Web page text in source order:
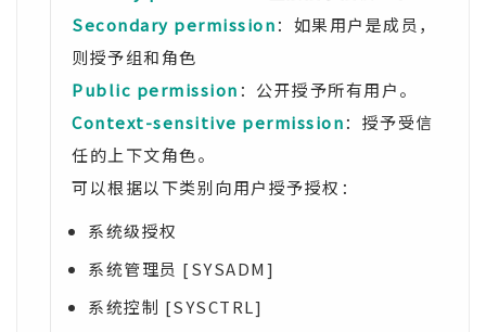
Secondary permission：如果用户是成员，
则授予组和角色
Public permission ：公开授予所有用户。
Context-sensitive permission：授予受信
任的上下文角色。
可以根据以下类别向用户授予授权：
系统级授权
系统管理员 [SYSADM]
系统控制 [SYSCTRL]